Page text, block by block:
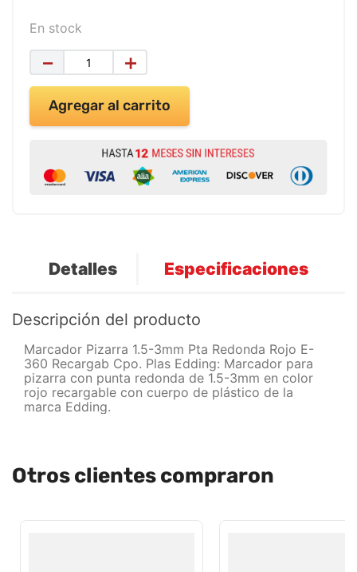
En stock
＋
－
Agregar al carrito
Detalles Especificaciones
Descripción del producto
Marcador Pizarra 1.5-3mm Pta Redonda Rojo E-
360 Recargab Cpo. Plas Edding: Marcador para
pizarra con punta redonda de 1.5-3mm en color
rojo recargable con cuerpo de plástico de la
marca Edding.
Otros clientes compraron